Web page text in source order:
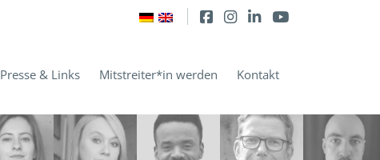
Presse & Links Mitstreiter*in werden Kontakt